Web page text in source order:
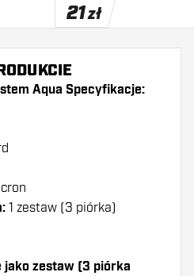
21zł
Aqua Specyfikacje:
1 zestaw (3 piórka)
jako zestaw (3 piórka